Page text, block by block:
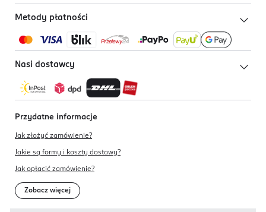
Metody płatności
Nasi dostawcy
Przydatne informacje
Jak złożyć zamówienie?
Jakie są formy i koszty dostawy?
Jak opłacić zamówienie?
Zobacz więcej